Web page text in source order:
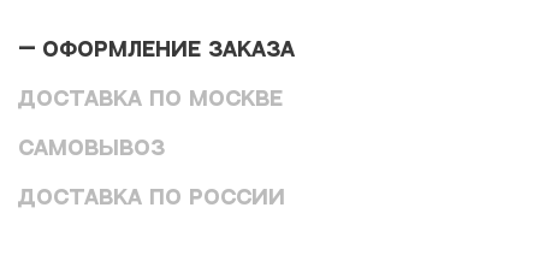
ОФОРМЛЕНИЕ ЗАКАЗА
ДОСТАВКА ПО МОСКВЕ
САМОВЫВОЗ
ДОСТАВКА ПО РОССИИ